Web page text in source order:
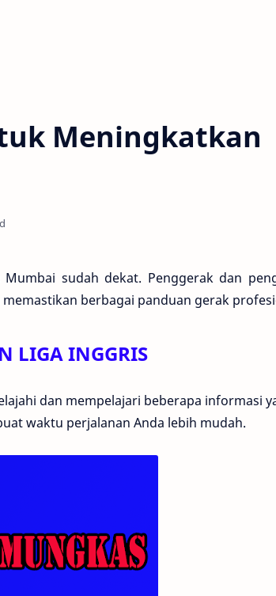
Meningkatkan
sudah dekat. Penggerak dan
berbagai panduan gerak
LIGA INGGRIS
dan mempelajari beberapa informasi
waktu perjalanan Anda lebih mudah.